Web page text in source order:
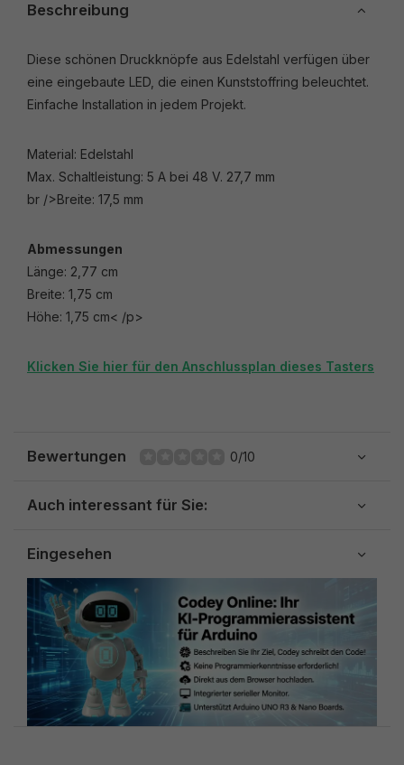
Beschreibung
Diese schönen Druckknöpfe aus Edelstahl verfügen über
eine eingebaute LED, die einen Kunststoffring beleuchtet.
Einfache Installation in jedem Projekt.
Material: Edelstahl
Max. Schaltleistung: 5 A bei 48 V. 27,7 mm
br />Breite: 17,5 mm
Abmessungen
Länge: 2,77 cm
Breite: 1,75 cm
Höhe: 1,75 cm< /p>
Klicken Sie hier für den Anschlussplan dieses Tasters
Bewertungen 0/10
Auch interessant für Sie:
Eingesehen